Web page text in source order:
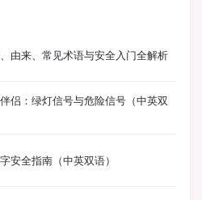
由来、常见术语与安全入门全解析
侣：绿灯信号与危险信号（中英双
安全指南（中英双语）